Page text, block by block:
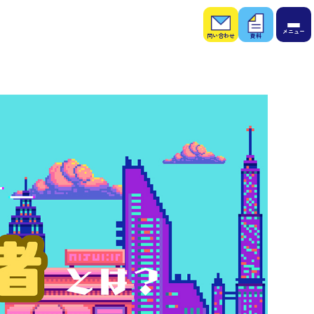
お問
い合
わせ
お役
立ち
資料